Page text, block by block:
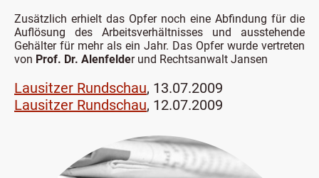
Zusätzlich erhielt das Opfer noch eine Abfindung für die
Auflösung des Arbeitsverhältnisses und ausstehende
Gehälter für mehr als ein Jahr. Das Opfer wurde vertreten
von Prof. Dr. Alenfelder und Rechtsanwalt Jansen
Lausitzer Rundschau, 13.07.2009
Lausitzer Rundschau, 12.07.2009